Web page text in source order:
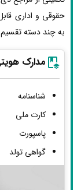
حقوقی و اداری
به چند دسته
مدارک
شناسنامه
کارت ملی
پاسپورت
گواهی تولد